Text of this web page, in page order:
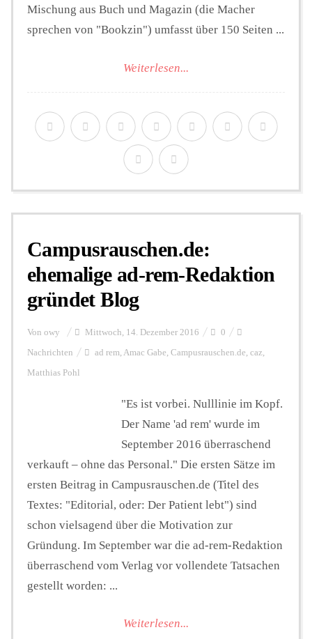
Mischung aus Buch und Magazin (die Macher
sprechen von "Bookzin") umfasst über 150 Seiten ...
Weiterlesen...
Campusrauschen.de:
ehemalige ad-rem-Redaktion
gründet Blog
Von owy Mittwoch, 14. Dezember 2016 0
Nachrichten ad rem, Amac Gabe, Campusrauschen.de, caz,
Matthias Pohl
"Es ist vorbei. Nulllinie im Kopf.
Der Name 'ad rem' wurde im
September 2016 überraschend
verkauft – ohne das Personal." Die ersten Sätze im
ersten Beitrag in Campusrauschen.de (Titel des
Textes: "Editorial, oder: Der Patient lebt") sind
schon vielsagend über die Motivation zur
Gründung. Im September war die ad-rem-Redaktion
überraschend vom Verlag vor vollendete Tatsachen
gestellt worden: ...
Weiterlesen...